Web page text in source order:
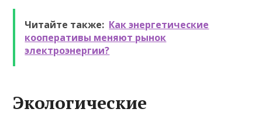
Читайте также: Как энергетические
кооперативы меняют рынок
электроэнергии?
Экологические